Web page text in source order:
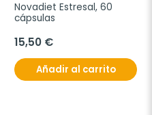
Novadiet Estresal, 60
cápsulas
15,50 €
Añadir al carrito